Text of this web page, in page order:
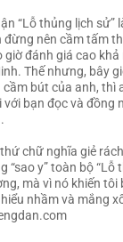
“Lỗ thủng lịch sử”
nên cầm tấm
giờ đánh giá cao
Thế nhưng, bây
bút của anh, thì
bạn đọc và đồng
chữ nghĩa giẻ
“sao y” toàn bộ “Lỗ
mà vì nó khiến tôi
nhầm và mắng